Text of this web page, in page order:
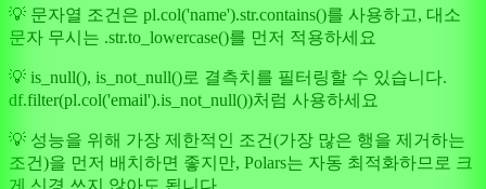
💡 문자열 조건은 pl.col('name').str.contains()를 사용하고, 대소
문자 무시는 .str.to_lowercase()를 먼저 적용하세요
💡 is_null(), is_not_null()로 결측치를 필터링할 수 있습니다.
df.filter(pl.col('email').is_not_null())처럼 사용하세요
💡 성능을 위해 가장 제한적인 조건(가장 많은 행을 제거하는
조건)을 먼저 배치하면 좋지만, Polars는 자동 최적화하므로 크